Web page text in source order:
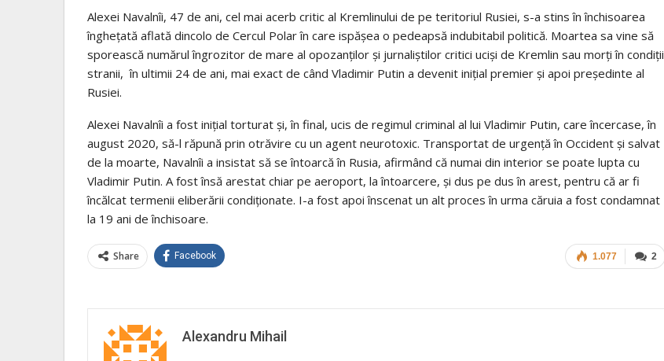
Alexei Navalnîi, 47 de ani, cel mai acerb critic al Kremlinului de pe teritoriul Rusiei, s-a stins în închisoarea
înghețată aflată dincolo de Cercul Polar în care ispășea o pedeapsă indubitabil politică. Moartea sa vine să
sporească numărul îngrozitor de mare al opozanților și jurnaliștilor critici uciși de Kremlin sau morți în condiții
stranii, în ultimii 24 de ani, mai exact de când Vladimir Putin a devenit inițial premier și apoi președinte al
Rusiei.
Alexei Navalnîi a fost inițial torturat și, în final, ucis de regimul criminal al lui Vladimir Putin, care încercase, în
august 2020, să-l răpună prin otrăvire cu un agent neurotoxic. Transportat de urgență în Occident și salvat
de la moarte, Navalnîi a insistat să se întoarcă în Rusia, afirmând că numai din interior se poate lupta cu
Vladimir Putin. A fost însă arestat chiar pe aeroport, la întoarcere, și dus pe dus în arest, pentru că ar fi
încălcat termenii eliberării condiționate. I-a fost apoi înscenat un alt proces în urma căruia a fost condamnat
la 19 ani de închisoare.
2
1.077
Share Facebook
Alexandru Mihail